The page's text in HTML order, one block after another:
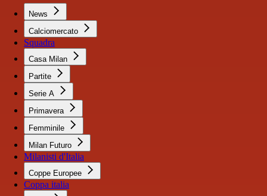
News
Calciomercato
Squadra
Casa Milan
Partite
Serie A
Primavera
Femminile
Milan Futuro
Milanisti d'Italia
Coppe Europee
Coppa italia